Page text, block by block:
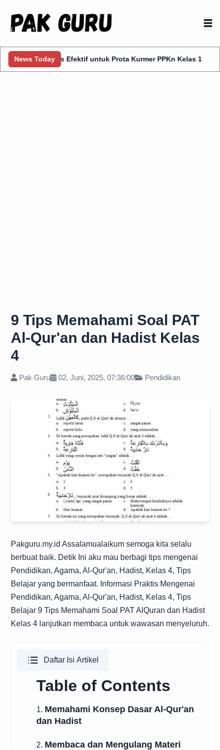
News Today
10 Tips Efektif untuk Prota Kurmer PPKn Kelas 1 9 Cara
9 Tips Memahami Soal PAT
Al-Qur'an dan Hadist Kelas
4
Pak Guru 02, Juni, 2025, 07:36:00 Pendidikan
Pakguru.my.id Assalamualaikum semoga kita selalu
berbuat baik. Detik Ini aku mau berbagi tips mengenai
Pendidikan, Agama, Al-Qur'an, Hadist, Kelas 4, Tips
Belajar yang bermanfaat. Informasi Praktis Mengenai
Pendidikan, Agama, Al-Qur'an, Hadist, Kelas 4, Tips
Belajar 9 Tips Memahami Soal PAT AlQuran dan Hadist
Kelas 4 lanjutkan membaca untuk wawasan menyeluruh.
Daftar Isi Artikel
Table of Contents
1. Memahami Konsep Dasar Al-Qur'an
dan Hadist
2. Membaca dan Mengulang Materi